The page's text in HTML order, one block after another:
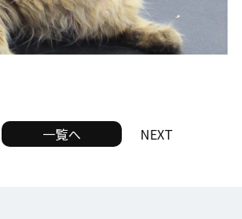
一覧へ NEXT